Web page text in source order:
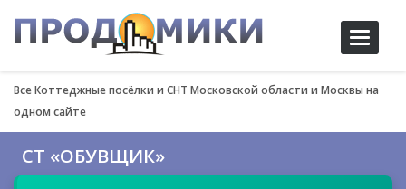
Toggle
Все Коттеджные посёлки и СНТ Московской области и Москвы на
одном сайте
СТ «ОБУВЩИК»